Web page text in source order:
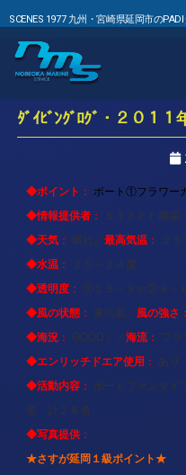
SCENES 1977 九州・宮崎県延岡市の
ﾀﾞｲﾋﾞﾝｸﾞﾛｸﾞ・２０１
◆ポイント ： ボート①フラワー
◆情報提供者： ＳＴＡＦＦ勝栄
◆天気： 晴れ／最高気温： ２
◆水温： ２５～２４度
◆透明度： ①１５～８ｍ②８～
◆風の状態： 東の風／ 風の強さ ：
◆海況： GOOD！／海流： フラ
◆エンリッチドエア使用 ： あり
◆活動内容：
ボートファンダイ
名 計２８名
◆写真提供：
★さすが延岡１級ポイント★